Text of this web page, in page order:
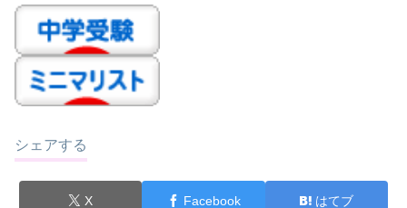
シェアする
X Facebook はてブ